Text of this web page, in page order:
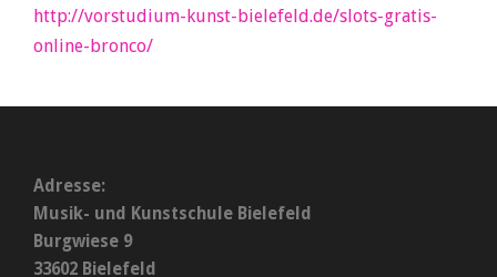
http://vorstudium-kunst-bielefeld.de/slots-gratis-
online-bronco/
Adresse:
Musik- und Kunstschule Bielefeld
Burgwiese 9
33602 Bielefeld